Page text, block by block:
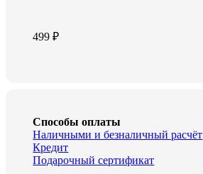
499₽
Способы оплаты
Наличными и безналичный расчёт
Кредит
Подарочный сертификат